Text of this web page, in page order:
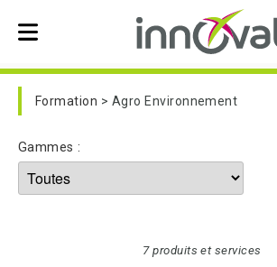
Skip to main navigation
Formation Agro Environnement
Gammes :
7 produits et services